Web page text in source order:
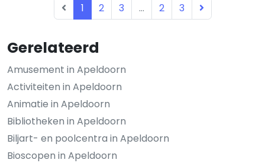
Gerelateerd
Amusement in Apeldoorn
Activiteiten in Apeldoorn
Animatie in Apeldoorn
Bibliotheken in Apeldoorn
Biljart- en poolcentra in Apeldoorn
Bioscopen in Apeldoorn
1 2 3 ... 2 3